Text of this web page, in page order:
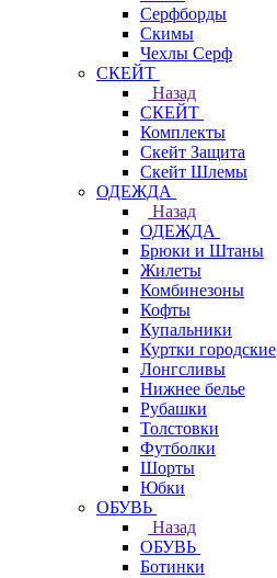
Серфборды
Скимы
Чехлы Cерф
СКЕЙТ
Назад
СКЕЙТ
Комплекты
Скейт Защита
Скейт Шлемы
ОДЕЖДА
Назад
ОДЕЖДА
Брюки и Штаны
Жилеты
Комбинезоны
Кофты
Купальники
Куртки городские
Лонгсливы
Нижнее белье
Рубашки
Толстовки
Футболки
Шорты
Юбки
ОБУВЬ
Назад
ОБУВЬ
Ботинки